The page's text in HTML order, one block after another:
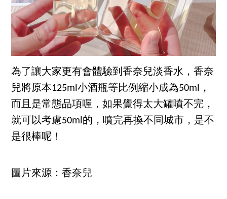
為了讓大家更有會體驗到香奈兒淡香水，香奈
兒將原本125ml小酒瓶等比例縮小成為50ml，
而且是常態品項喔，如果覺得太大罐噴不完，
就可以考慮50ml的，噴完再換不同城市，是不
是很棒呢！
圖片來源：香奈兒